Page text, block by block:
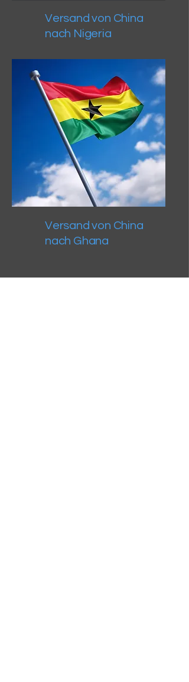
Versand von China
nach Nigeria
Versand von China
nach Ghana